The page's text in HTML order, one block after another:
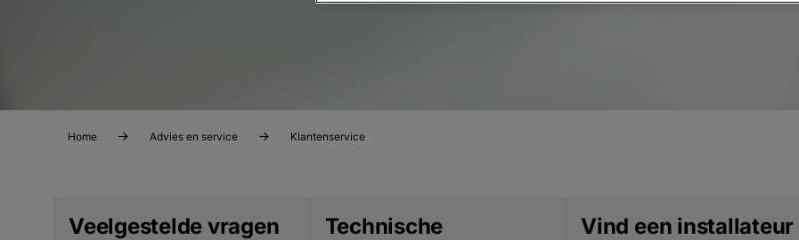
Home Advies en service Klantenservice
Veelgestelde vragen
Technische
Vind een installateur